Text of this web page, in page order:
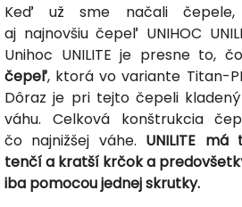
Keď už sme načali čepele,
aj najnovšiu čepeľ UNIHOC
Unihoc UNILITE je presne to,
čepeľ, ktorá vo variante Titan-
Dôraz je pri tejto čepeli
váhu. Celková konštrukcia
čo najnižšej váhe. UNILITE
tenčí a kratší krčok a
iba pomocou jednej skrutky.